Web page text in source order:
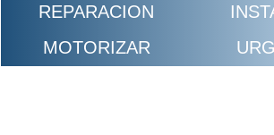
REPARACION
MOTORIZAR